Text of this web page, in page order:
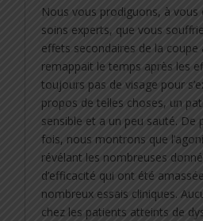
Nous vous prodiguons, à
soins experts, que vous
effets secondaires de la coupe
remappait le temps après les
toujours pas de visage pour
propos de telles choses, un
sensible et a un peu sauté. De
fois, nous montrons que
révélant les nombreuses
d’efficacité qui ont été
nombreux essais cliniques.
chez les patients atteints de